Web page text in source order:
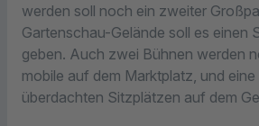
werden soll noch ein zweiter
Gartenschau-Gelände soll es einen
geben. Auch zwei Bühnen werden
mobile auf dem Marktplatz, und
überdachten Sitzplätzen auf dem